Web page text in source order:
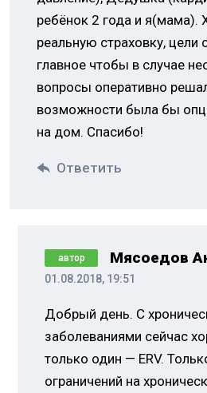
ребёнок 2 года и я(мама).
реальную страховку, цели
главное чтобы в случае
вопросы оперативно
возможности была бы
на дом. Спасибо!
Ответить
автор Мясоедов
01.08.2018, 19:51
Добрый день. С
заболеваниями сейчас
только один — ERV.
ограничений на